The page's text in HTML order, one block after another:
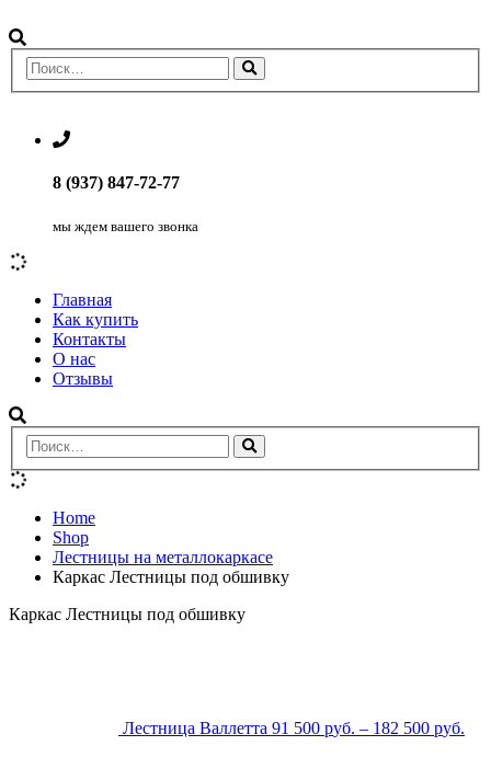
8 (937) 847-72-77
мы ждем вашего звонка
Главная
Как купить
Контакты
О нас
Отзывы
Home
Shop
Лестницы на металлокаркасе
Каркас Лестницы под обшивку
Каркас Лестницы под обшивку
Лестница Валлетта 91 500 руб. – 182 500 руб.